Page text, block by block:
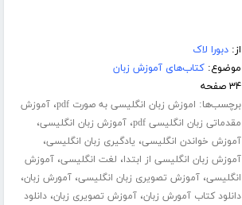
از:دبورا لاک
موضوع:کتاب‌های آموزش زبان
۳۴ صفحه
برچسب‌ها: اموزش زبان انگلیسی به صورت pdf ،آموزش
مقدماتی زبان انگلیسی pdf
،آموزش زبان انگلیسی،
آموزش خواندن انگلیسی، یادگیری زبان انگلیسی،
آموزش زبان انگلیسی از ابتدا، لغت انگلیسی،آموزش
انگلیسی،آموزش تصویری زبان انگلیسی،آمورش زبان،
دانلود کتاب آمورش زبان،آموزش تصویری زبان،دانلود